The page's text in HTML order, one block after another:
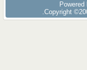
Copyright